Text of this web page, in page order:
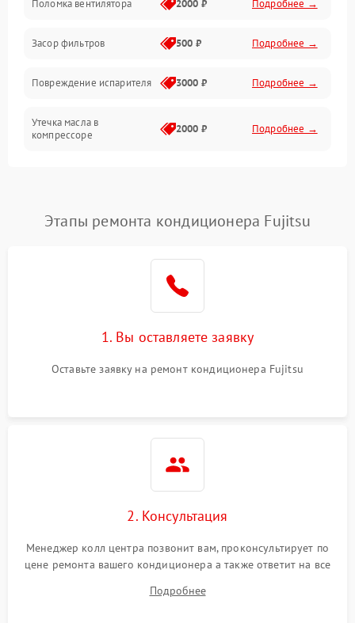
Поломка вентилятора 2000 ₽ Подробнее →
Засор фильтров 500 ₽ Подробнее →
Повреждение испарителя 3000 ₽ Подробнее →
Утечка масла в
компрессоре
2000 ₽ Подробнее →
Неисправность
2000 ₽ Подробнее →
1500 ₽
Повреждение корпуса
Этапы ремонта кондиционера Fujitsu
1. Вы оставляете заявку
Оставьте заявку на ремонт кондиционера Fujitsu
2. Консультация
Менеджер колл центра позвонит вам, проконсультирует по
цене ремонта вашего кондиционера а также ответит на все
Подробнее